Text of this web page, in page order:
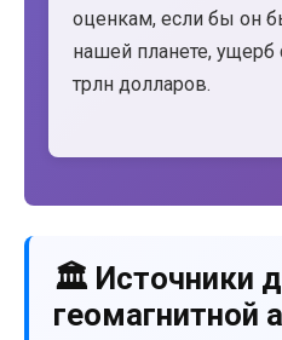
оценкам, если бы он
нашей планете, ущерб
трлн долларов.
🏛️ Источники
геомагнитной